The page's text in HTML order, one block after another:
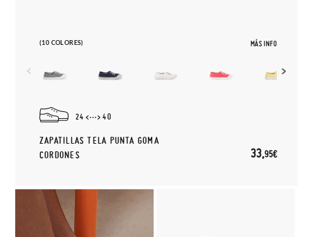
(10 COLORES) MÁS INFO
24 40
ZAPATILLAS TELA PUNTA GOMA
CORDONES
33,95€